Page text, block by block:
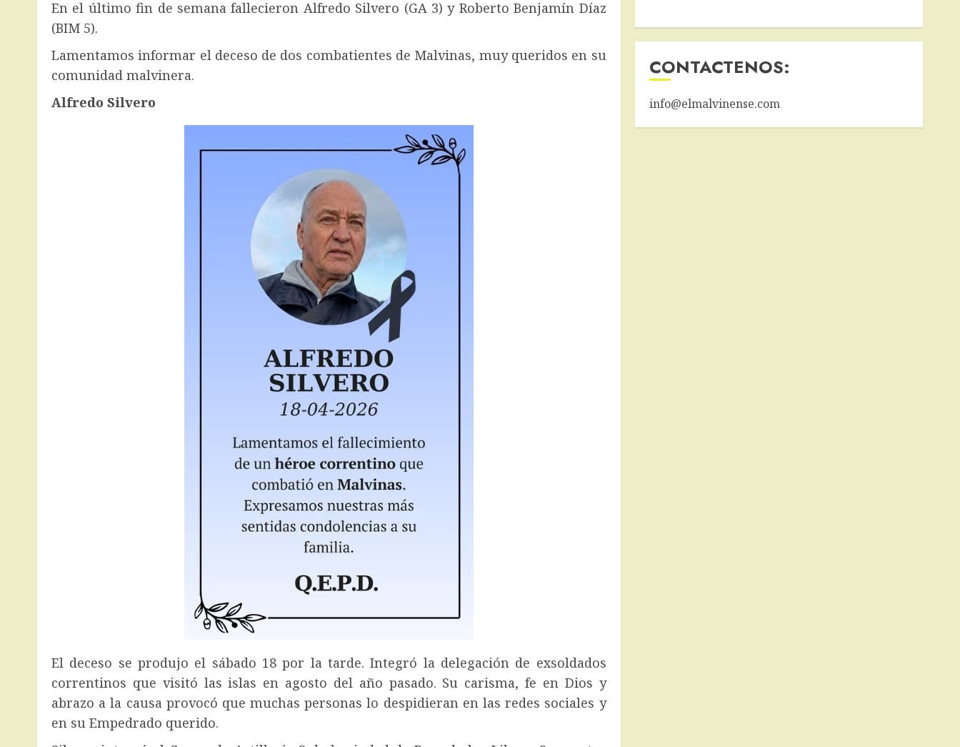
En el último fin de semana fallecieron Alfredo Silvero (GA 3) y Roberto Benjamín Díaz
(BIM 5).
Lamentamos informar el deceso de dos combatientes de Malvinas, muy queridos en su
comunidad malvinera.
Alfredo Silvero
El deceso se produjo el sábado 18 por la tarde. Integró la delegación de exsoldados
correntinos que visitó las islas en agosto del año pasado. Su carisma, fe en Dios y
abrazo a la causa provocó que muchas personas lo despidieran en las redes sociales y
en su Empedrado querido.
CONTACTENOS:
info@elmalvinense.com